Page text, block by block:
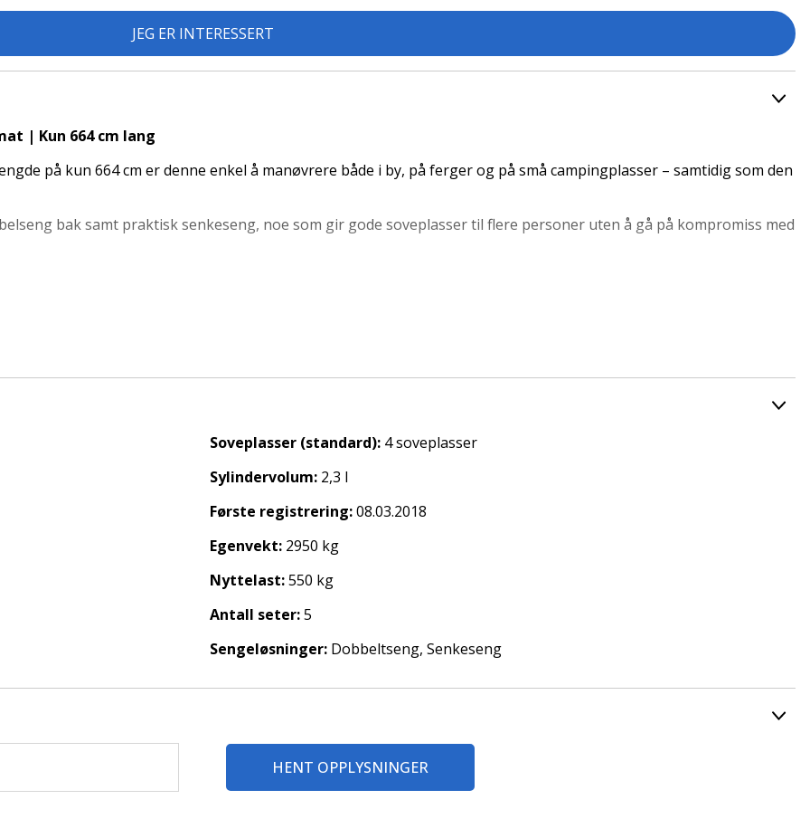
JEG ER INTERESSERT
| Kun 664 cm lang
på kun 664 cm er denne enkel å manøvrere både i by, på ferger og på små campingplasser – samtidig som den
bak samt praktisk senkeseng, noe som gir gode soveplasser til flere personer uten å gå på kompromiss med
– perfekt både til lange ferieturer og helgeturer.
Soveplasser (standard): 4 soveplasser
Sylindervolum: 2,3 l
Første registrering:08.03.2018
Egenvekt: 2950 kg
Nyttelast:550 kg
Antall seter:5
Sengeløsninger: Dobbeltseng, Senkeseng
HENT OPPLYSNINGER